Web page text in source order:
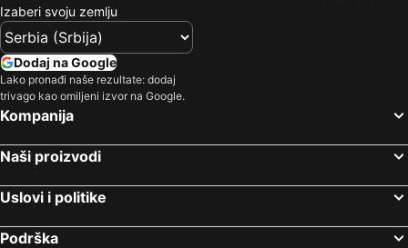
Izaberi svoju zemlju
Dodaj na Google
Lako pronađi naše rezultate: dodaj
trivago kao omiljeni izvor na Google.
Kompanija
Naši proizvodi
Uslovi i politike
Podrška